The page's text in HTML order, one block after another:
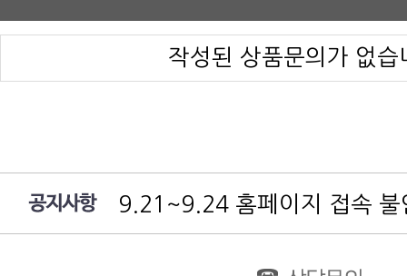
작성된 상품문의가 없습
9.21~9.24 홈페이지 접속 불
여름 휴가 배송 지연 안내
대림엔터프라이즈 공지